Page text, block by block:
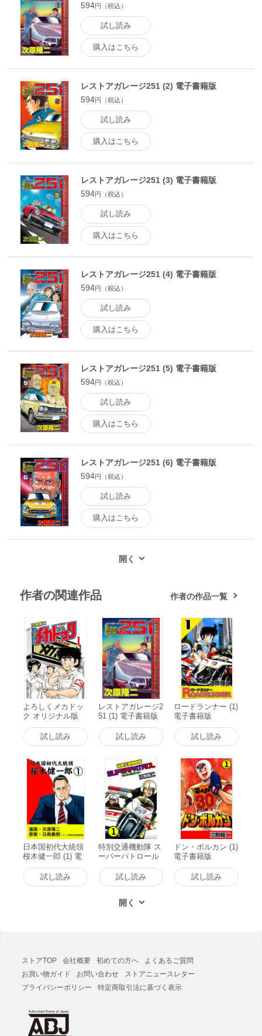
594円（税込）
試し読み
購入はこちら
レストアガレージ251 (2) 電子書籍版
594円（税込）
試し読み
購入はこちら
レストアガレージ251 (3) 電子書籍版
594円（税込）
試し読み
購入はこちら
レストアガレージ251 (4) 電子書籍版
594円（税込）
試し読み
購入はこちら
レストアガレージ251 (5) 電子書籍版
594円（税込）
試し読み
購入はこちら
レストアガレージ251 (6) 電子書籍版
594円（税込）
試し読み
購入はこちら
作者の関連作品 作者の作品一覧
よろしくメカドッ
ク オリジナル版
(1) 電子書籍版
試し読み
レストアガレージ2
51 (1) 電子書籍版
試し読み
ロードランナー (1)
電子書籍版
試し読み
日本国初代大統領
桜木健一郎 (1) 電
子書籍版
試し読み
特別交通機動隊 ス
ーパーパトロール
(1) 電子書籍版
試し読み
ドン・ボルカン (1)
電子書籍版
試し読み
ストアTOP 会社概要 初めての方へ
よくあるご質問
お買い物ガイド
お問い合わせ
ストアニュースレター
プライバシーポリシー
特定商取引法に基づく表示